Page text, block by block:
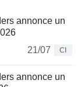
annonce un
21/07
CI
annonce un